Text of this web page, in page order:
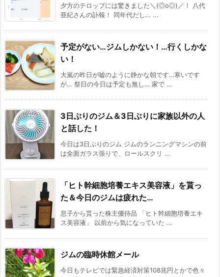
夕方のテロップには驚きました＼(◎o◎)／！ 八代
亜紀さんの訃報！ 同年代だし… ...
予定がない…ジムしかない！…行くしかな
い！
大嵐の昨日が嘘のように静かな朝です…寒いです
が… 祭日の今日は予定も無し… 家で ...
3日ぶりのジム＆3日ぶりに家族以外の人
と話した！
今日は3日ぶりのジム ジムのランニングマシンの前
は全面ガラス張りで、ロールスクリ ...
「ヒト幹細胞培養エキス美容液」を貰っ
た＆今日のジムは疲れた…
息子から貰った株主優待品 「ヒト幹細胞培養エキ
ス美容液」 以前から気になっていた ...
ジムの臨時休館メール
今日もテレビでは緊急経済対策108兆円とかで色々